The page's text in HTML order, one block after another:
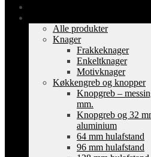
Alle produkter
Knager
Frakkeknager
Enkeltknager
Motivknager
Køkkengreb og knopper
Knopgreb –
mm.
Knopgreb og 32
aluminium
64 mm hulafstand
96 mm hulafstand